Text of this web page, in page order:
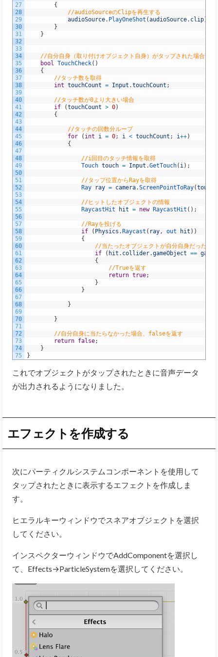
27
28
29
30
31
32
33
34
35
36
37
38
39
40
41
42
43
44
45
46
47
48
49
50
51
52
53
54
55
56
57
58
59
60
61
62
63
64
65
66
67
68
69
70
71
72
73
74
75
{
//audioSourceのClipを再生する
audioSource. PlayOneShot (audioSource. clip)
}
}
//自分自身（取り付けオブジェクト自身）がタップされた場合
bool TouchCheck( )
{
//タッチ数を取得
int touchCount = Input .touchCount ;
//タッチ数が0より大きい場合
if
(touchCount > 0)
{
//タッチの回数分ループ
for
( int i = 0; i < touchCount ; i++)
{
//i回目のタッチ情報を取得
Touch touch = Input .GetTouch( i) ;
//タップ位置からRayを取得
Ray
ray = camera.ScreenPointToRay(touch
//ヒットしたオブジェクトの情報
RaycastHit
hit = new RaycastHit ( ) ;
//Rayを投げる
if
( Physics . Raycast ( ray, out hit ) )
{
//当たったオブジェクトが自分自身だった場合
if
( hit . collider.gameObject ==
{
//Trueを返す
return true;
}
}
}
}
//自分自身に当たらなかった場合、falseを返す
return false;
}
}
これでオブジェクトがタップされたときに音声データ
が出力されるようになりました。
エフェクトを作成する
次にパーティクルシステムコンポーネントを使用して
タップされたときに表示するエフェクトを作成しま
す。
ヒエラルキーウィンドウでスネアオブジェクトを選択
してください。
インスペクターウィンドウでAddComponentを選択し
て、Effects→ParticleSystemを選択してください。